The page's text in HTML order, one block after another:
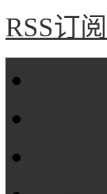
RSS订阅